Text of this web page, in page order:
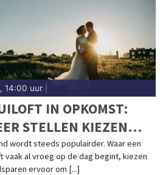
14:00 uur
IN OPKOMST:
STELLEN KIEZEN
BIJ
wordt steeds populairder. Waar een
vaak al vroeg op de dag begint, kiezen
ervoor om [...]